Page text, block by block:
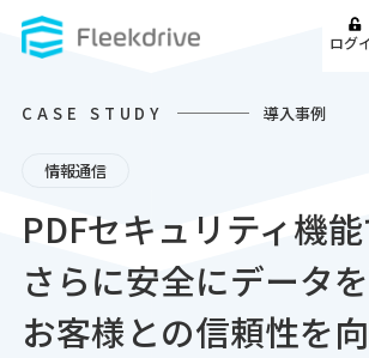
ログ
CASE STUDY 導入事例
情報通信
PDFセキュリティ機
さらに安全にデータ
お客様との信頼性を